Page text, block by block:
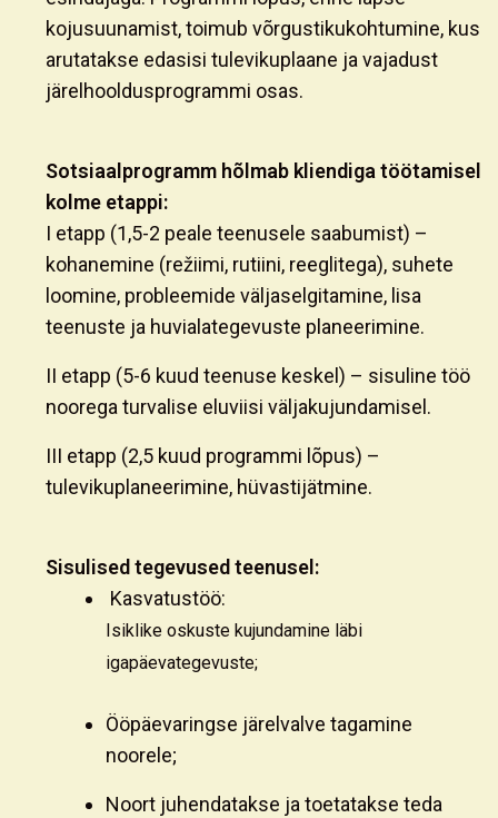
kojusuunamist, toimub võrgustikukohtumine, kus
arutatakse edasisi tulevikuplaane ja vajadust
järelhooldusprogrammi osas.
Sotsiaalprogramm hõlmab kliendiga töötamisel
kolme etappi:
I etapp (1,5-2 peale teenusele saabumist) –
kohanemine (režiimi, rutiini, reeglitega), suhete
loomine, probleemide väljaselgitamine, lisa
teenuste ja huvialategevuste planeerimine.
II etapp (5-6 kuud teenuse keskel) – sisuline töö
noorega turvalise eluviisi väljakujundamisel.
III etapp (2,5 kuud programmi lõpus) –
tulevikuplaneerimine, hüvastijätmine.
Sisulised tegevused teenusel :
Kasvatustöö:
Isiklike oskuste kujundamine läbi
igapäevategevuste;
Ööpäevaringse järelvalve tagamine
noorele;
Noort juhendatakse ja toetatakse teda